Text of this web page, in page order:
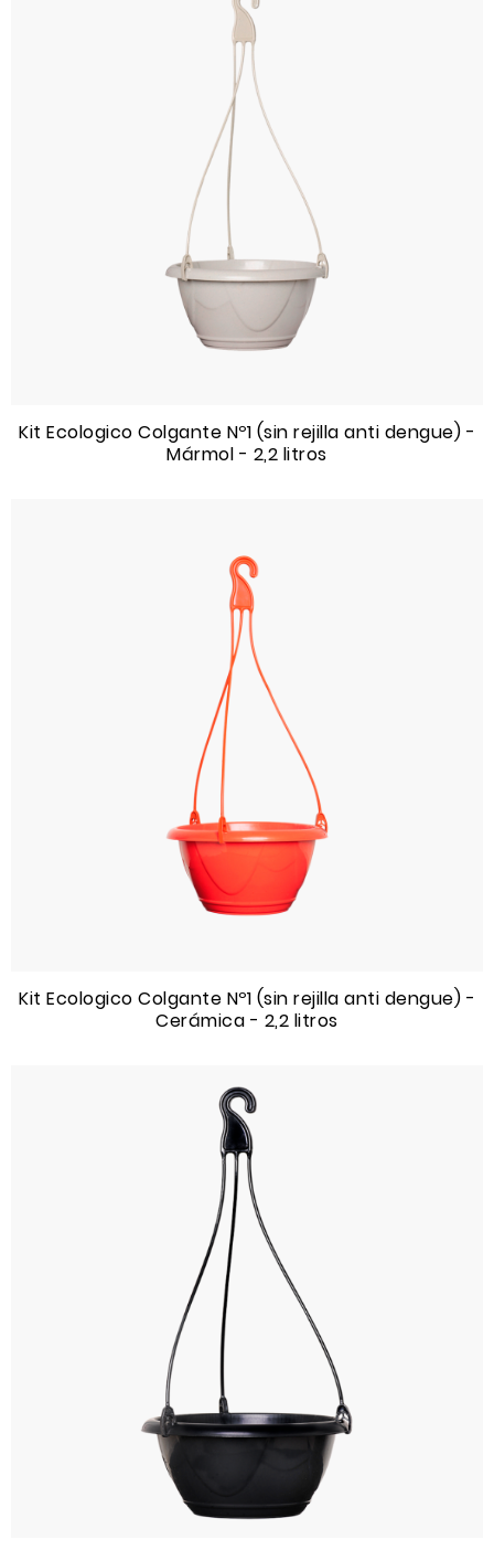
Kit Ecologico Colgante Nº1 (sin rejilla anti dengue) -
Mármol - 2,2 litros
Kit Ecologico Colgante Nº1 (sin rejilla anti dengue) -
Cerámica - 2,2 litros